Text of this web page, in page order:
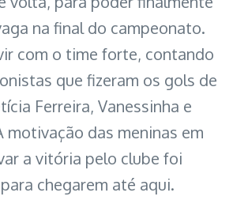
na final do campeonato.
com o time forte, contando
que fizeram os gols de
Ferreira, Vanessinha e
motivação das meninas em
a vitória pelo clube foi
chegarem até aqui.